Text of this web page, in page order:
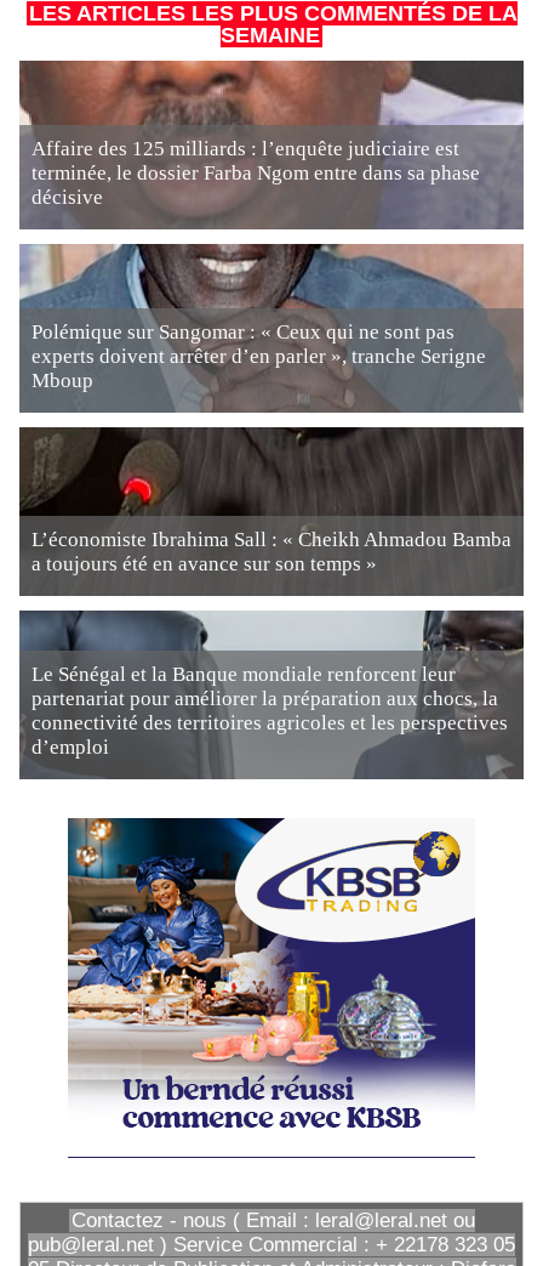
LES ARTICLES LES PLUS COMMENTÉS DE LA
SEMAINE
Affaire des 125 milliards : l’enquête judiciaire est
terminée, le dossier Farba Ngom entre dans sa phase
décisive
Polémique sur Sangomar : « Ceux qui ne sont pas
experts doivent arrêter d’en parler », tranche Serigne
Mboup
L’économiste Ibrahima Sall : « Cheikh Ahmadou Bamba
a toujours été en avance sur son temps »
Le Sénégal et la Banque mondiale renforcent leur
partenariat pour améliorer la préparation aux chocs, la
connectivité des territoires agricoles et les perspectives
d’emploi
Contactez - nous ( Email : leral@leral.net ou
pub@leral.net ) Service Commercial : + 22178 323 05